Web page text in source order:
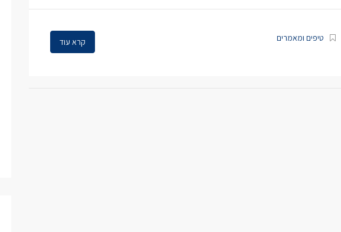
טיפים ומאמרים קרא עוד